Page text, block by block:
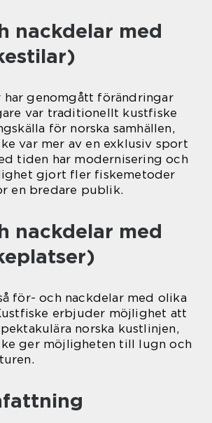
nackdelar med
har genomgått förändringar
var traditionellt kustfiske
för norska samhällen,
var mer av en exklusiv sport
tiden har modernisering och
gjort fler fiskemetoder
en bredare publik.
nackdelar med
för- och nackdelar med olika
erbjuder möjlighet att
norska kustlinjen,
ger möjligheten till lugn och